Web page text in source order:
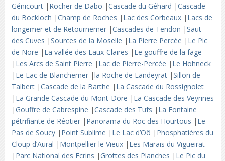
Génicourt | Rocher de Dabo |Cascade du Géhard |Cascade
du Bockloch |Champ de Roches | Lac des Corbeaux | Lacs de
longemer et de Retournemer |Cascades de Tendon |Saut
des Cuves |Sources de la Moselle | La Pierre Percée | Le Pic
de Nore | La vallée des Eaux-Claires | Le gouffre de la fage
| Les Arcs de Saint Pierre | Lac de Pierre-Percée | Le Hohneck
| Le Lac de Blanchemer |la Roche de Landeyrat |Sillon de
Talbert |Cascade de la Barthe | La Cascade du Rossignolet
| La Grande Cascade du Mont-Dore | La Cascade des Veyrines
|Gouffre de Cabrespine |Cascade des Tufs | La Fontaine
pétrifiante de Réotier | Panorama du Roc des Hourtous | Le
Pas de Soucy | Point Sublime | Le Lac d’Oô | Phosphatières du
Cloup d’Aural | Montpellier le Vieux | Les Marais du Vigueirat
| Parc National des Ecrins |Grottes des Planches | Le Pic du